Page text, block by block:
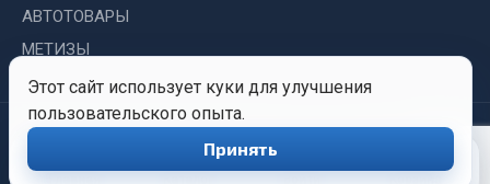
Alteco
Aвтосил
Chevron
Cosmo
Показать ещё
Этот сайт использует куки для улучшения
пользовательского опыта.
Принять
АВТОТОВАРЫ
МЕТИЗЫ
© 2026 Иркутский Центр Политика
конфиденциальности
Обработка